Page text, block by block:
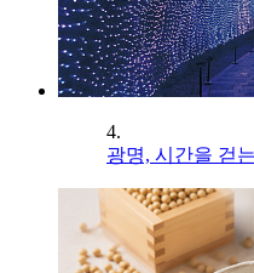
4.
광명, 시간을 걷